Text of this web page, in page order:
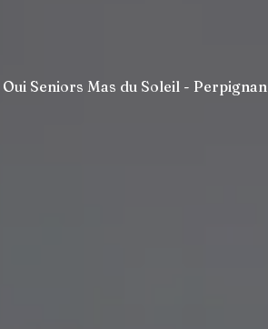
Oui Seniors Mas du Soleil - Perpignan